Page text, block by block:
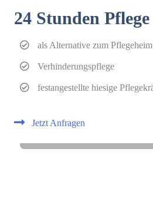
24 Stunden
als Alternative zum Pflegeheim
Verhinderungspflege
festangestellte hiesige
Jetzt Anfragen